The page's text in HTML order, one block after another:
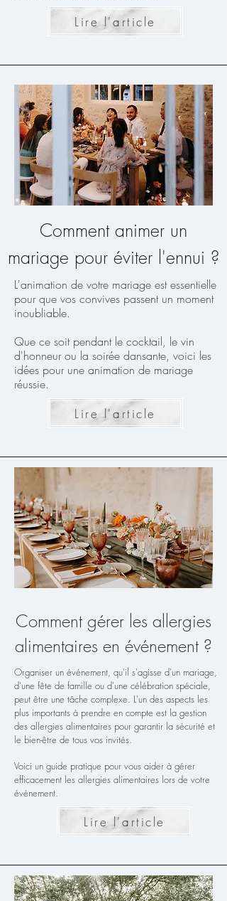
Lire l'article
Comment animer un
mariage pour éviter l'ennui ?
L'animation de votre mariage est essentielle
pour que vos convives passent un moment
inoubliable.
Que ce soit pendant le cocktail, le vin
d'honneur ou la soirée dansante, voici les
idées pour une animation de mariage
réussie.
Lire l'article
Comment gérer les allergies
alimentaires en événement ?
Organiser un événement, qu'il s'agisse d'un mariage,
d'une fête de famille ou d'une célébration spéciale,
peut être une tâche complexe. L'un des aspects les
plus importants à prendre en compte est la gestion
des allergies alimentaires pour garantir la sécurité et
le bien-être de tous vos invités.
Voici un guide pratique pour vous aider à gérer
efficacement les allergies alimentaires lors de votre
événement.
Lire l'article